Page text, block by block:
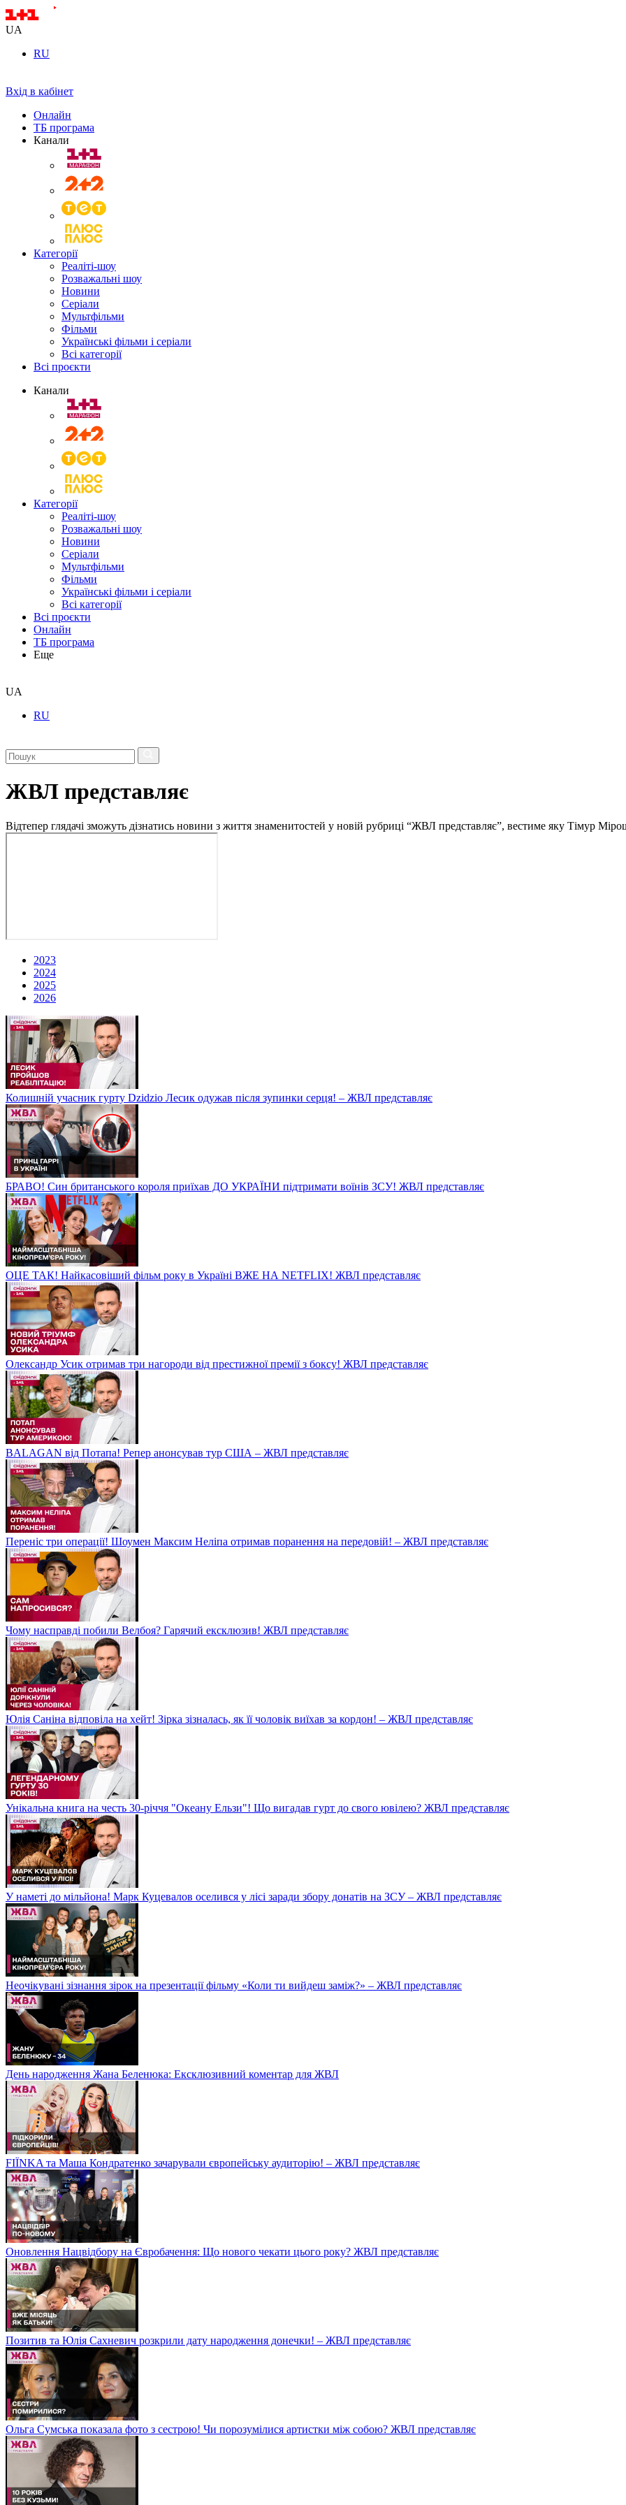
UA
RU
Вхід в кабінет
Онлайн
ТБ програма
Канали
Категорії
Реаліті-шоу
Розважальні шоу
Новини
Серіали
Мультфільми
Фільми
Українські фільми і серіали
Всі категорії
Всі проєкти
Канали
Категорії
Реаліті-шоу
Розважальні шоу
Новини
Серіали
Мультфільми
Фільми
Українські фільми і серіали
Всі категорії
Всі проєкти
Онлайн
ТБ програма
Еще
UA
RU
ЖВЛ представляє
Відтепер глядачі зможуть дізнатись новини з життя знаменитостей у новій рубриці “ЖВЛ представляє”, вестиме яку Тімур
2023
2024
2025
2026
Колишній учасник гурту Dzidzio Лесик одужав після зупинки серця! – ЖВЛ представляє
БРАВО! Син британського короля приїхав ДО УКРАЇНИ підтримати воїнів ЗСУ! ЖВЛ представляє
ОЦЕ ТАК! Найкасовіший фільм року в Україні ВЖЕ НА NETFLIX! ЖВЛ представляє
Олександр Усик отримав три нагороди від престижної премії з боксу! ЖВЛ представляє
BALAGAN від Потапа! Репер анонсував тур США – ЖВЛ представляє
Переніс три операції! Шоумен Максим Неліпа отримав поранення на передовій! – ЖВЛ представляє
Чому насправді побили Велбоя? Гарячий ексклюзив! ЖВЛ представляє
Юлія Саніна відповіла на хейт! Зірка зізналась, як її чоловік виїхав за кордон! – ЖВЛ представляє
Унікальна книга на честь 30-річчя "Океану Ельзи"! Що вигадав гурт до свого ювілею? ЖВЛ представляє
У наметі до мільйона! Марк Куцевалов оселився у лісі заради збору донатів на ЗСУ – ЖВЛ представляє
Неочікувані зізнання зірок на презентації фільму «Коли ти вийдеш заміж?» – ЖВЛ представляє
День народження Жана Беленюка: Ексклюзивний коментар для ЖВЛ
FIЇNKA та Маша Кондратенко зачарували європейську аудиторію! – ЖВЛ представляє
Оновлення Нацвідбору на Євробачення: Що нового чекати цього року? ЖВЛ представляє
Позитив та Юлія Сахневич розкрили дату народження донечки! – ЖВЛ представляє
Ольга Сумська показала фото з сестрою! Чи порозумілися артистки між собою? ЖВЛ представляє